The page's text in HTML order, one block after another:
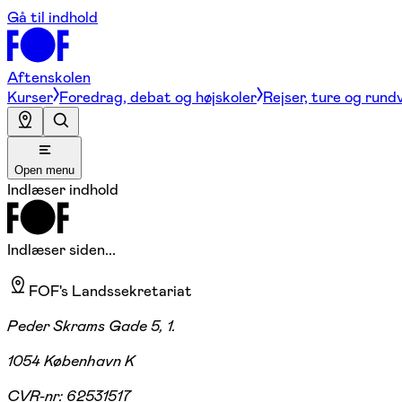
Gå til indhold
Aftenskolen
Kurser Foredrag, debat og højskoler Rejser, ture og
Open menu
Indlæser indhold
Indlæser siden...
FOF's Landssekretariat
Peder Skrams Gade 5, 1.
1054 København K
CVR-nr: 62531517